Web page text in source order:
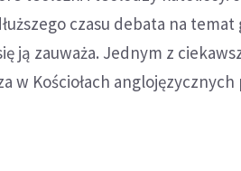
czasu debata na
ją zauważa. Jednym z
w Kościołach